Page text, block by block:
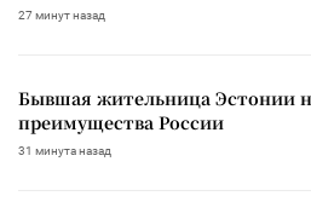
27 минут назад
Бывшая жительница Эстонии
преимущества России
31 минута назад